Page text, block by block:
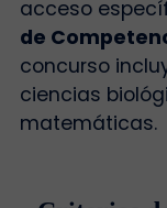
acceso
de
concurso
ciencias
matemáticas.